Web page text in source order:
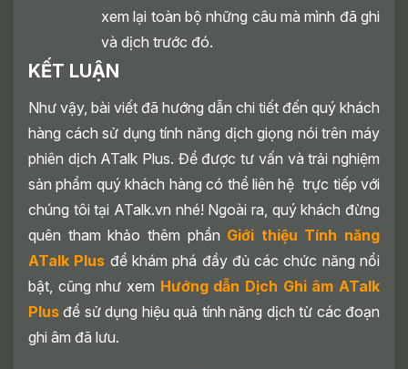
xem lại toàn bộ những câu mà mình đã ghi
và dịch trước đó.
KẾT LUẬN
Như vậy, bài viết đã hướng dẫn chi tiết đến quý khách
hàng cách sử dụng tính năng dịch giọng nói trên máy
phiên dịch ATalk Plus. Để được tư vấn và trải nghiệm
sản phẩm quý khách hàng có thể liên hệ trực tiếp với
chúng tôi tại ATalk.vn nhé! Ngoài ra, quý khách đừng
quên tham khảo thêm phần Giới thiệu Tính năng
ATalk Plus để khám phá đầy đủ các chức năng nổi
bật, cũng như xem Hướng dẫn Dịch Ghi âm ATalk
Plus để sử dụng hiệu quả tính năng dịch từ các đoạn
ghi âm đã lưu.